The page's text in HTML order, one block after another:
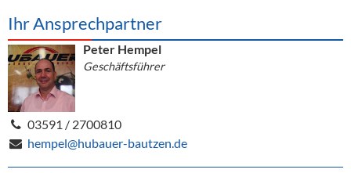
Ihr Ansprechpartner
Peter Hempel
Geschäftsführer
03591 / 2700810
hempel@hubauer-bautzen.de